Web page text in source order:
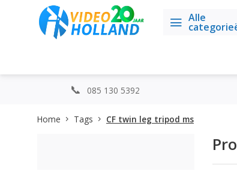
Alle
085 130 5392
Home Tags CF twin leg tripod ms